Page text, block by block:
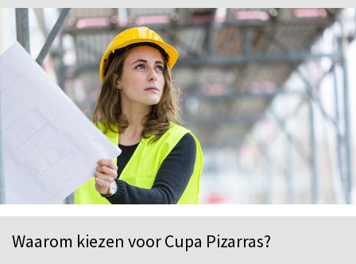
Waarom kiezen voor Cupa Pizarras?